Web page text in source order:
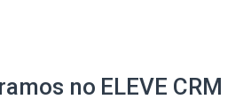
no ELEVE CRM